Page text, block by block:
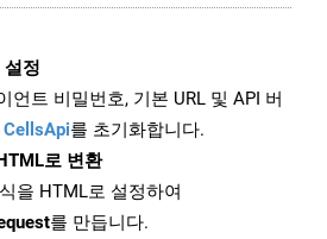
정
언트 비밀번호, 기본 URL 및 API 버
CellsApi를 초기화합니다.
로 변환
을 HTML로 설정하여
를 만듭니다.